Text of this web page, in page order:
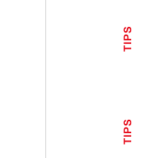
TIPS
TIPS